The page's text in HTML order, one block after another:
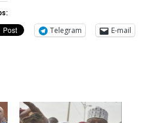
Telegram
E-mail